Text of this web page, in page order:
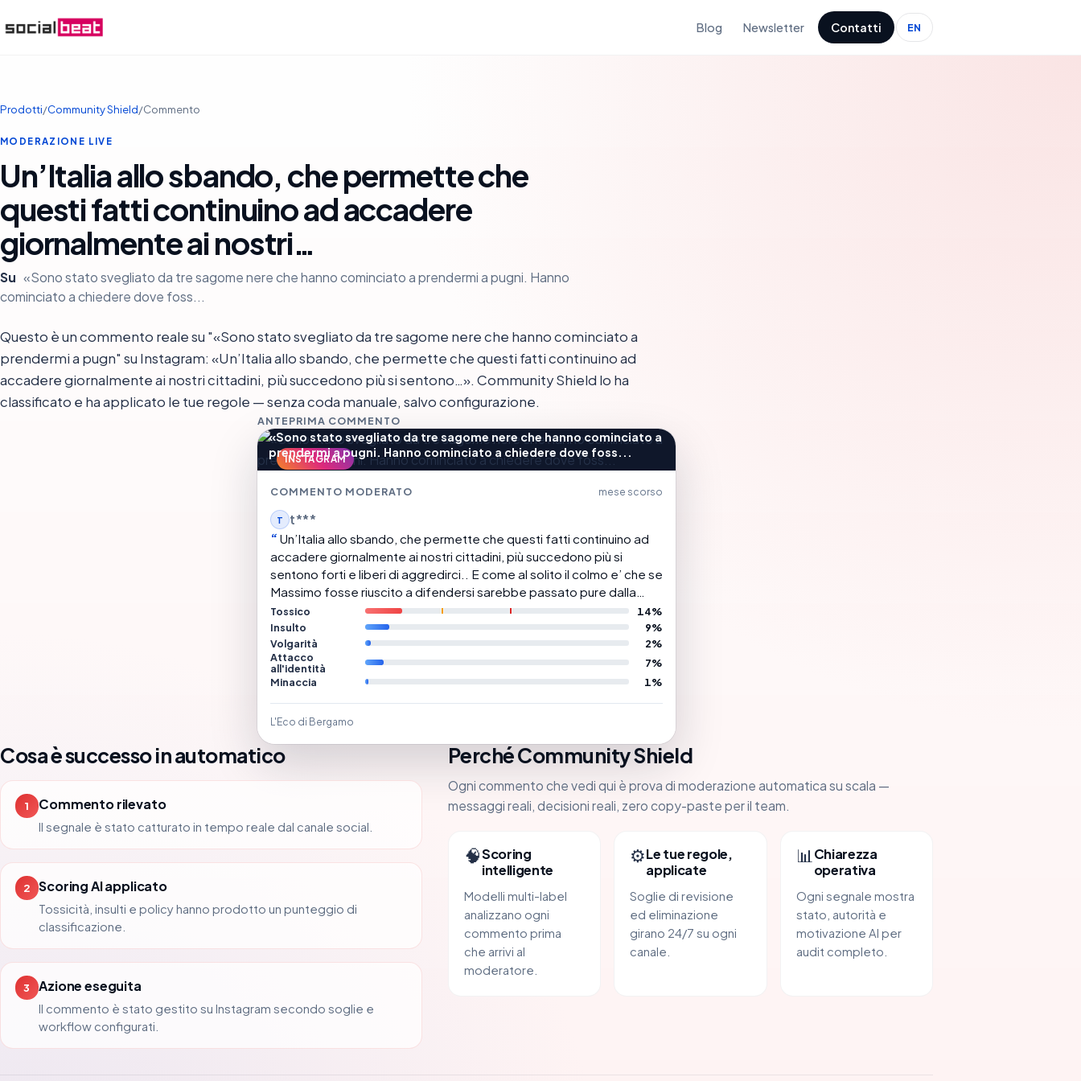
Blog Newsletter Contatti EN
Prodotti/Community Shield/Commento
MODERAZIONE LIVE
Un’Italia allo sbando, che permette che
questi fatti continuino ad accadere
giornalmente ai nostri…
Su «Sono stato svegliato da tre sagome nere che hanno cominciato a prendermi a pugni. Hanno
cominciato a chiedere dove foss...
Questo è un commento reale su "«Sono stato svegliato da tre sagome nere che hanno cominciato a
prendermi a pugn" su Instagram: «Un’Italia allo sbando, che permette che questi fatti continuino ad
accadere giornalmente ai nostri cittadini, più succedono più si sentono…». Community Shield lo ha
classificato e ha applicato le tue regole — senza coda manuale, salvo configurazione.
ANTEPRIMA COMMENTO
INSTAGRAM
«Sono stato svegliato da tre sagome nere che hanno cominciato a
prendermi a pugni. Hanno cominciato a chiedere dove foss...
COMMENTO MODERATO mese scorso
T t***
Un’Italia allo sbando, che permette che questi fatti continuino ad
accadere giornalmente ai nostri cittadini, più succedono più si
sentono forti e liberi di aggredirci.. E come al solito il colmo e’ che se
Massimo fosse riuscito a difendersi sarebbe passato pure dalla
parte del torto!
Tossico
14%
Insulto
9%
Volgarità
2%
Attacco
all'identità
7%
Minaccia
1%
L'Eco di Bergamo
Cosa è successo in automatico
1 Commento rilevato
Il segnale è stato catturato in tempo reale dal canale social.
2 Scoring AI applicato
Tossicità, insulti e policy hanno prodotto un punteggio di
classificazione.
3 Azione eseguita
Il commento è stato gestito su Instagram secondo soglie e
workflow configurati.
Perché Community Shield
Ogni commento che vedi qui è prova di moderazione automatica su scala —
messaggi reali, decisioni reali, zero copy-paste per il team.
🧠Scoring
intelligente
Modelli multi-label
analizzano ogni
commento prima
che arrivi al
moderatore.
⚙️Le tue regole,
applicate
Soglie di revisione
ed eliminazione
girano 24/7 su ogni
canale.
📊 Chiarezza
operativa
Ogni segnale mostra
stato, autorità e
motivazione AI per
audit completo.